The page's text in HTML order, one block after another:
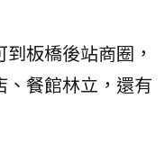
板橋後站商圈，
餐館林立，還有